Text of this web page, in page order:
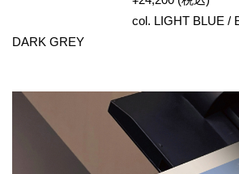
col. LIGHT BLUE / BLUE
DARK GREY